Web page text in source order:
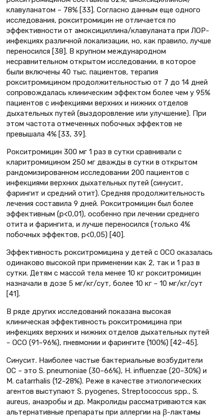
клавуланатом – 78% [33]. Согласно данным еще одного
исследования, рокситромицин не отличается по
эффективности от амоксициллина/клавуланата при ЛОР-
инфекциях различной локализации, но, как правило, лучше
переносился [38]. В крупном международном
несравнительном открытом исследовании, в которое
были включены 40 тыс. пациентов, терапия
рокситромицином продолжительностью от 7 до 14 дней
сопровождалась клиническим эффектом более чем у 95%
пациентов с инфекциями верхних и нижних отделов
дыхательных путей (выздоровление или улучшение). При
этом частота отмеченных побочных эффектов не
превышала 4% [33, 39].
Рокситромицин 300 мг 1 раз в сутки сравнивали с
кларитромицином 250 мг дважды в сутки в открытом
рандомизированном исследовании 200 пациентов с
инфекциями верхних дыхательных путей (синусит,
фарингит и средний отит). Средняя продолжительность
лечения составила 9 дней. Рокситромицин был более
эффективным (р<0,01), особенно при лечении среднего
отита и фарингита, и лучше переносился (только 4%
побочных эффектов, р<0,05) [40].
Эффективность рокситромицина у детей с ОСО оказалась
одинаково высокой при применении как 2, так и 1 раз в
сутки. Детям с массой тела менее 10 кг рокситромицин
назначали в дозе 5 мг/кг/сут, более 10 кг – 10 мг/кг/сут
[41].
В ряде других исследований показана высокая
клиническая эффективность рокситромицина при
инфекциях верхних и нижних отделов дыхательных путей
– ОСО (91–96%), пневмонии и фарингите (100%) [42–45].
Синусит. Наиболее частые бактериальные возбудители
ОС – это S. pneumoniae (30–66%), H. influenzae (20–30%) и
M. сatarrhalis (12–28%). Реже в качестве этиологических
агентов выступают S. pyogenes, Streptococcus spp., S.
aureus, анаэробы и др. Макролиды рассматриваются как
альтернативные препараты при аллергии на β-лактамы